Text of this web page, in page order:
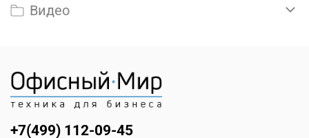
Видео
+7(499) 112-09-45